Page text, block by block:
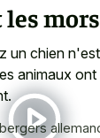
un chien
animaux